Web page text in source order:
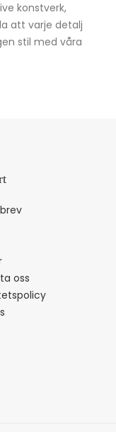
konstverk,
att varje detalj
stil med våra
oss